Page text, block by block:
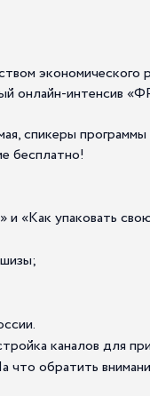
онлайн-
спикеры
бесплатно!
«Как упаковать
каналов для
что обратить